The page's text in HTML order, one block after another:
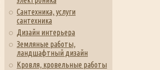
Сантехника, услуги
сантехника
Дизайн интерьера
Земляные работы,
ландшафтный дизайн
Кровля, кровельные работы